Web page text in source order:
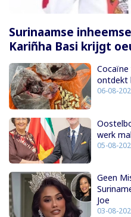
Surinaamse
Kariñha Basi krijgt
ontdekt
06-08-
werk
05-08-
Geen
Joe
03-08-